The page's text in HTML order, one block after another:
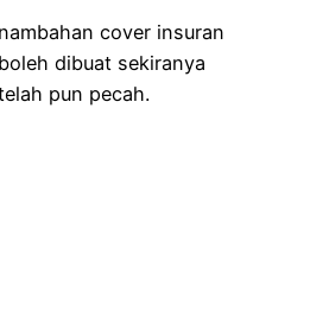
cover insuran
dibuat sekiranya
pun pecah.